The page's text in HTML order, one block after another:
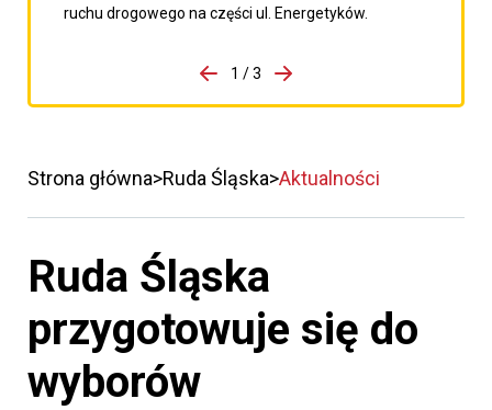
ruchu drogowego na części ul. Energetyków.
porzpedniego komunikatu
1 / 3
Przejdź do następnego
Strona główna Ruda Śląska Aktualności
Ruda Śląska
przygotowuje się do
wyborów